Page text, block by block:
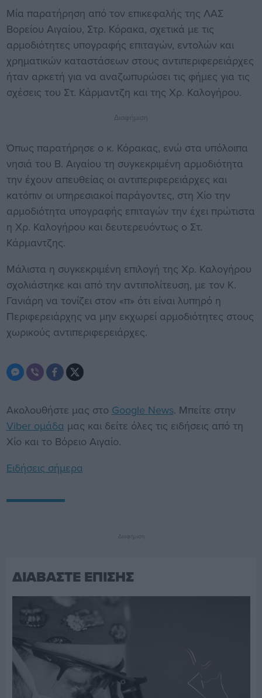
Μία παρατήρηση από τον επικεφαλής της ΛΑΣ
Βορείου Αιγαίου, Στρ. Κόρακα, σχετικά με τις
αρμοδιότητες υπογραφής επιταγών, εντολών και
χρηματικών καταστάσεων στους αντιπεριφερειάρχες
ήταν αρκετή για να αναζωπυρώσει τις φήμες για τις
σχέσεις του Στ. Κάρμαντζη και της Χρ. Καλογήρου.
Διαφήμιση
Όπως παρατήρησε ο κ. Κόρακας, ενώ στα υπόλοιπα
νησιά του Β. Αιγαίου τη συγκεκριμένη αρμοδιότητα
την έχουν απευθείας οι αντιπεριφερειάρχες και
κατόπιν οι υπηρεσιακοί παράγοντες, στη Χίο την
αρμοδιότητα υπογραφής επιταγών την έχει πρώτιστα
η Χρ. Καλογήρου και δευτερευόντως ο Στ.
Κάρμαντζης.
Μάλιστα η συγκεκριμένη επιλογή της Χρ. Καλογήρου
σχολιάστηκε και από την αντιπολίτευση, με τον Κ.
Γανιάρη να τονίζει στον «π» ότι είναι λυπηρό η
Περιφερειάρχης να μην εκχωρεί αρμοδιότητες στους
χωρικούς αντιπεριφερειάρχες.
Ακολουθήστε μας στο Google News. Μπείτε στην
Viber ομάδα μας και δείτε όλες τις ειδήσεις από τη
Χίο και το Βόρειο Αιγαίο.
Ειδήσεις σήμερα
Διαφήμιση
ΔΙΑΒΑΣΤΕ ΕΠΙΣΗΣ